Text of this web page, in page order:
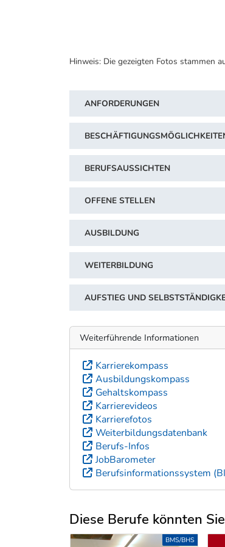
Hinweis: Die gezeigten Fotos stammen
ANFORDERUNGEN
BERUFSAUSSICHTEN
OFFENE STELLEN
AUSBILDUNG
WEITERBILDUNG
AUFSTIEG UND
Weiterführende Informationen
Karrierekompass
Ausbildungskompass
Gehaltskompass
Karrierevideos
Karrierefotos
Weiterbildungsdatenbank
Berufs-Infos
JobBarometer
Berufsinformationssystem
Diese Berufe könnten
Uber weitere Berufsvorschläge
UNI/FH/PH